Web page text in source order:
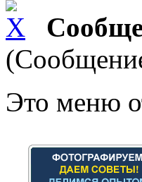
Это меню